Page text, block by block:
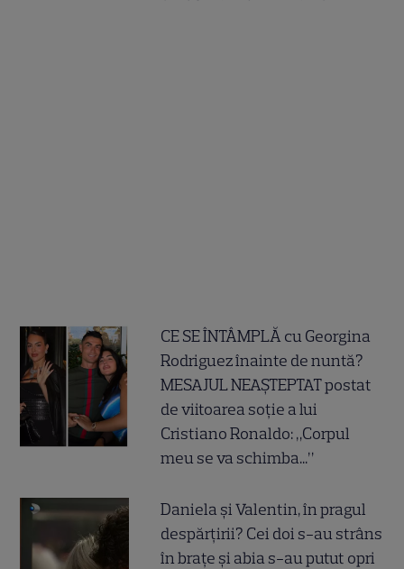
CE SE ÎNTÂMPLĂ cu Georgina
Rodriguez înainte de nuntă?
MESAJUL NEAȘTEPTAT postat
de viitoarea soție a lui
Cristiano Ronaldo: „Corpul
meu se va schimba...”
Daniela și Valentin, în pragul
despărțirii? Cei doi s-au strâns
în brațe și abia s-au putut opri